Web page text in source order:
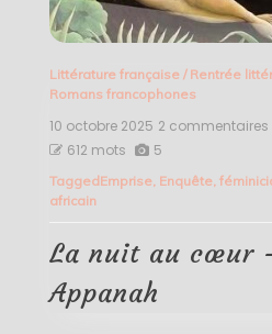
Littérature française/ Rentrée
Romans francophones
10 octobre 2025 2 commentaires
612 mots 5
TaggedEmprise, Enquête,
africain
La nuit au cœur
Appanah